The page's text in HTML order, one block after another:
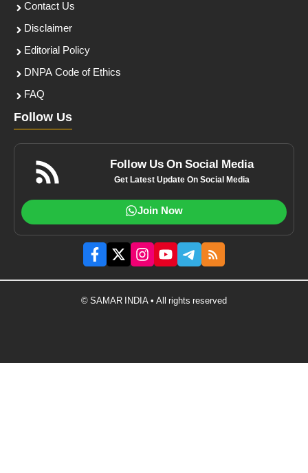
Contact Us
Disclaimer
Editorial Policy
DNPA Code of Ethics
FAQ
Follow Us
Follow Us On Social Media
Get Latest Update On Social Media
Join Now
© SAMAR INDIA • All rights reserved